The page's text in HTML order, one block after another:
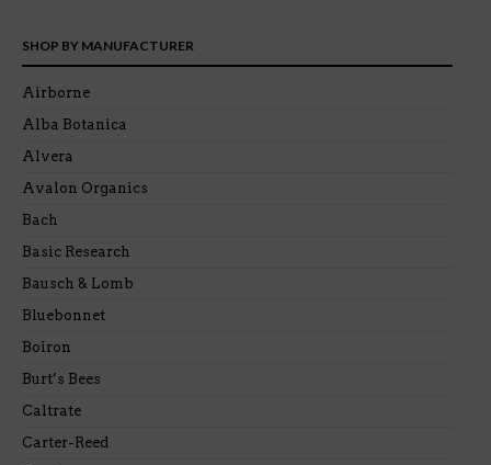
SHOP BY MANUFACTURER
Airborne
Alba Botanica
Alvera
Avalon Organics
Bach
Basic Research
Bausch & Lomb
Bluebonnet
Boiron
Burt’s Bees
Caltrate
Carter-Reed